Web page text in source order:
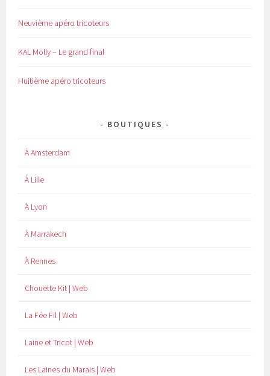
Neuvième apéro tricoteurs
KAL Molly – Le grand final
Huitième apéro tricoteurs
BOUTIQUES
À Amsterdam
À Lille
À Lyon
À Marrakech
À Rennes
Chouette Kit | Web
La Fée Fil | Web
Laine et Tricot | Web
Les Laines du Marais | Web